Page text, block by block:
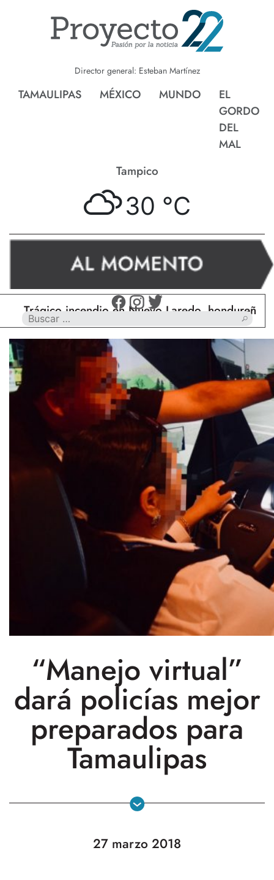
Director general: Esteban Martínez
TAMAULIPAS MÉXICO MUNDO
EL
GORDO
DEL
MAL
Tampico
30 °C
incendio en Nuevo Laredo, hondureño muere
“Manejo virtual”
dará policías mejor
preparados para
Tamaulipas
27 marzo 2018